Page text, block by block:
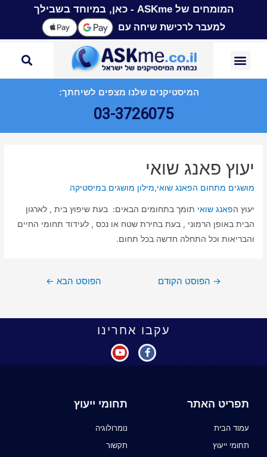
המומחים של ASKme - כאן, במיוחד בשבילך
למעבר לרכישת שיחה עם
המיסטיקנים שלנו מצפים לשיחתך:
03-3726075
יעוץ פאנג שואי
מושגים מתחום הפאנג שואי,מילון מושגים במיסטיקה
יעוץ הפאנג שואי תומך בתחומים הבאים: בעת שיפוץ בית , לארגון
הבית באופן הרמוני , בעת בחירת שטח או נכס , לעידוד תחומי החיים
והבריאות וכל התחלה חדשה בכל תחום.
→ הפוסט הקודם הפוסט הבא ←
עקבו אחרינו
תפריט האתר
עמוד הבית
תחומי ייעוץ
תחומי ייעוץ
נומרולוגיה
תקשור